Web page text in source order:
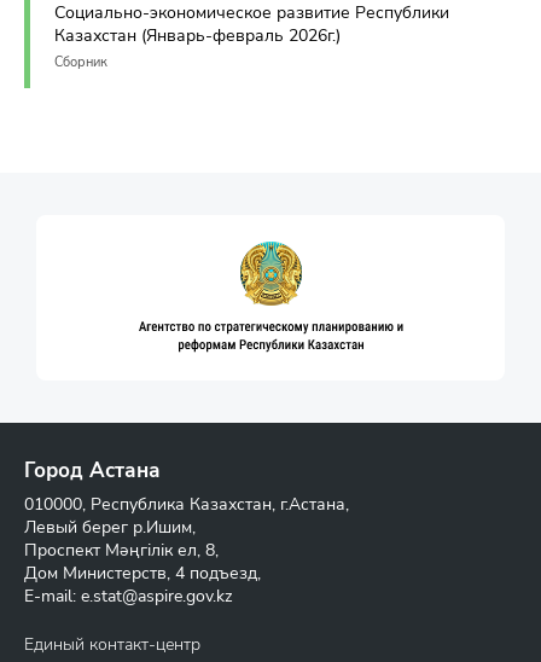
Социально-экономическое развитие Республики
Казахстан (Январь-февраль 2026г.)
Сборник
Город Астана
010000, Республика Казахстан, г.Астана,
Левый берег р.Ишим,
Проспект Мәңгілік ел, 8,
Дом Министерств, 4 подъезд,
E-mail: e.stat@aspire.gov.kz
Единый контакт-центр